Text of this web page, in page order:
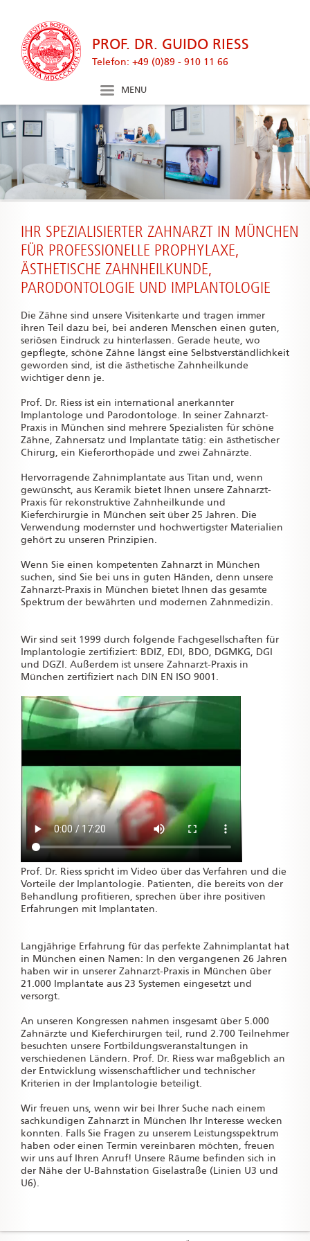
PROF. DR. GUIDO RIESS
Telefon: +49 (0)89 - 910 11 66
MENU
IHR SPEZIALISIERTER ZAHNARZT IN MÜNCHEN
FÜR PROFESSIONELLE PROPHYLAXE,
ÄSTHETISCHE ZAHNHEILKUNDE,
PARODONTOLOGIE UND IMPLANTOLOGIE
Die Zähne sind unsere Visitenkarte und tragen immer
ihren Teil dazu bei, bei anderen Menschen einen guten,
seriösen Eindruck zu hinterlassen. Gerade heute, wo
gepflegte, schöne Zähne längst eine Selbstverständlichkeit
geworden sind, ist die ästhetische Zahnheilkunde
wichtiger denn je.
Prof. Dr. Riess ist ein international anerkannter
Implantologe und Parodontologe. In seiner Zahnarzt-
Praxis in München sind mehrere Spezialisten für schöne
Zähne, Zahnersatz und Implantate tätig: ein ästhetischer
Chirurg, ein Kieferorthopäde und zwei Zahnärzte.
Hervorragende Zahnimplantate aus Titan und, wenn
gewünscht, aus Keramik bietet Ihnen unsere Zahnarzt-
Praxis für rekonstruktive Zahnheilkunde und
Kieferchirurgie in München seit über 25 Jahren. Die
Verwendung modernster und hochwertigster Materialien
gehört zu unseren Prinzipien.
Wenn Sie einen kompetenten Zahnarzt in München
suchen, sind Sie bei uns in guten Händen, denn unsere
Zahnarzt-Praxis in München bietet Ihnen das gesamte
Spektrum der bewährten und modernen Zahnmedizin.
Wir sind seit 1999 durch folgende Fachgesellschaften für
Implantologie zertifiziert: BDIZ, EDI, BDO, DGMKG, DGI
und DGZI. Außerdem ist unsere Zahnarzt-Praxis in
München zertifiziert nach DIN EN ISO 9001.
Prof. Dr. Riess spricht im Video über das Verfahren und die
Vorteile der Implantologie. Patienten, die bereits von der
Behandlung profitieren, sprechen über ihre positiven
Erfahrungen mit Implantaten.
Langjährige Erfahrung für das perfekte Zahnimplantat hat
in München einen Namen: In den vergangenen 26 Jahren
haben wir in unserer Zahnarzt-Praxis in München über
21.000 Implantate aus 23 Systemen eingesetzt und
versorgt.
An unseren Kongressen nahmen insgesamt über 5.000
Zahnärzte und Kieferchirurgen teil, rund 2.700 Teilnehmer
besuchten unsere Fortbildungsveranstaltungen in
verschiedenen Ländern. Prof. Dr. Riess war maßgeblich an
der Entwicklung wissenschaftlicher und technischer
Kriterien in der Implantologie beteiligt.
Wir freuen uns, wenn wir bei Ihrer Suche nach einem
sachkundigen Zahnarzt in München Ihr Interesse wecken
konnten. Falls Sie Fragen zu unserem Leistungsspektrum
haben oder einen Termin vereinbaren möchten, freuen
wir uns auf Ihren Anruf! Unsere Räume befinden sich in
der Nähe der U-Bahnstation Giselastraße (Linien U3 und
U6).
googleplus
icon